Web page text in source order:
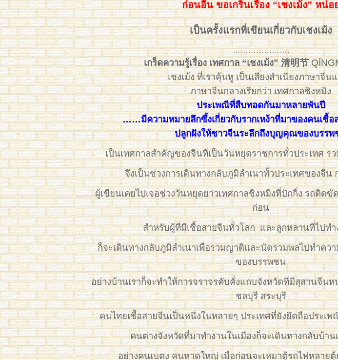
ก่อนอื่น ขอเกริ่นเรื่อง “เชงเม้ง” หน่อ
เป็นครั้งแรกที่เขียนเกี่ยวกับเชงเม้ง
………………….
เกร็ดความรู้เรื่อง เทศกาล “เชงเม้ง” 清明节
เชงเม้ง ที่เราคุ้นหู เป็นเสียงสำเนียงภาษาจีน
ภาษาจีนกลางเรียกว่า เทศกาลชิงหมิง
ประเพณีที่สืบทอดกันมาหลายพันปี
……มีความหมายลึกซึ้งเกี่ยวกับรากเหง้าที่มาของคนเชื้
ปลูกฝังให้ชาวจีนระลึกถึงบุญคุณของบรรพ
เป็นเทศกาลสำคัญของจีนที่เป็นวันหยุดราชการทั่วประเทศ รว
จึงเป็นช่วงการเดินทางกลับภูมิลำเนาทัั่วประเทศของจีน
ผู้เขียนเคยไปเจอช่วงวันหยุดยาวเทศกาลชิงหมิงที่ปักกิ่ง รถติดขั
ก่อน
สำหรับผู้ที่มีเชื้อสายจีนทั่วโลก และลูกหลานที่ไปทำ
ก็จะเดินทางกลับภูมิลำเนาเพื่อรวมญาติและนัดรวมพลไปทำคว
ของบรรพชน
อย่างบ้านเราก็จะทำให้การจราจรคับคั่งแถบจังหวัดที่มีสุสานจีน
ชลบุรี สระบุรี
คนไทยเชื้อสายจีนเป็นหนึ่งในหลายๆ ประเทศที่ยังยึดถือประเพ
คนต่างจังหวัดที่มาทำงานในเมืองก็จะเดินทางกลับบ้าน
อย่างคนเบตง คนหาดใหญ่ เมื่อก่อนจะเหมาตู้รถไฟหลาย